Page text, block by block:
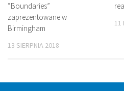
“Boundaries”
zaprezentowane w
Birmingham
13 SIERPNIA 2018
11